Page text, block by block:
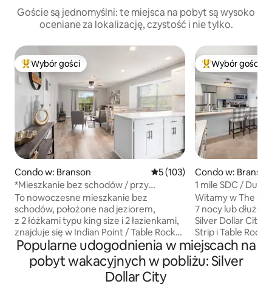
Goście są jednomyślni: te miejsca na pobyt są wysoko
oceniane za lokalizację, czystość i nie tylko.
Najpopularniejsze z kategorii Wybór gości
Wybór gości
Condo w: Branson Średnia ocena: 5 na 5, liczba
5 (103)
*Mieszkanie bez schodów / przy
jeziorze, 1 mila od SDC*
To nowoczesne mieszkanie bez
schodów, położone nad jeziorem,
z 2 łóżkami typu king size i 2 łazienkami,
znajduje się w Indian Point / Table Rock
Lake, 1 milę od Silver Dollar City. Pobliskie
atrakcje: Silver Dollar City - 1 mila stąd
Branson Strip/rozrywka/restauracje - 10
minut jazdy samochodem Indian Point
Wybór gości
Condo w: Branson
1 mile SDC /
jezioro! / Basen
Witamy w The
7 nocy lub dłużej!
Silver Dollar City i
Strip i Table Rock
House możesz
odnowionego,
miejsca. Miejsca
Popularne udogodnienia w miejscach na
pobyt wakacyjnych w pobliżu: Silver
Dollar City